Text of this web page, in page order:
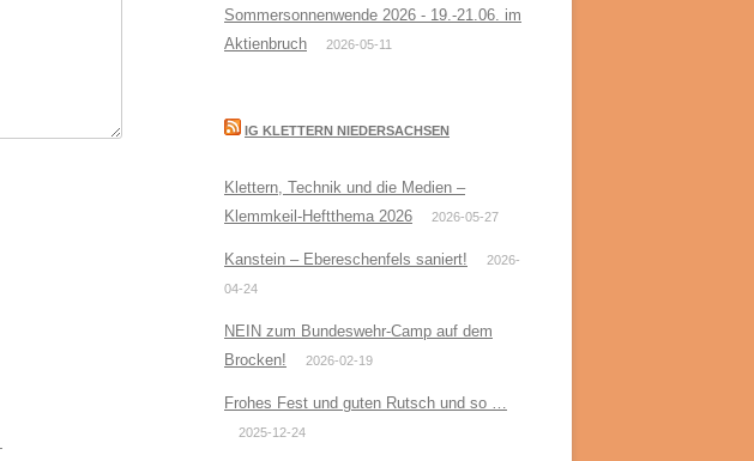
Sommersonnenwende 2026 - 19.-21.06. im
Aktienbruch
2026-05-11
IG KLETTERN NIEDERSACHSEN
Klettern, Technik und die Medien –
Klemmkeil-Heftthema 2026
2026-05-27
Kanstein – Ebereschenfels saniert!
2026-
04-24
NEIN zum Bundeswehr-Camp auf dem
Brocken!
2026-02-19
Frohes Fest und guten Rutsch und so …
2025-12-24